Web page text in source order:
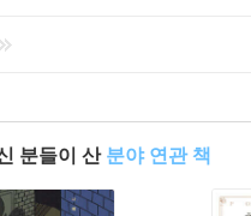
분들이 산 분야 연관 책